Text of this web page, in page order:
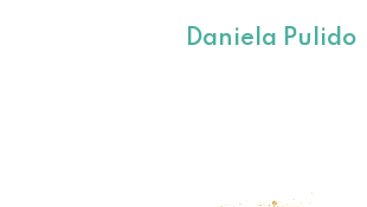
Daniela Pulido